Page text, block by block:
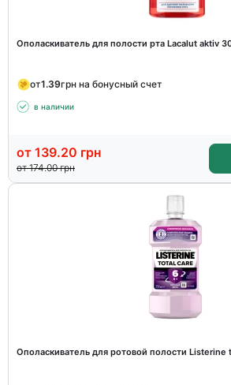
Ополаскиватель для полости рта Lacalut aktiv
от1.39грн на бонусный счет
в наличии
от 139.20 грн
от 174.00грн
Ополаскиватель для ротовой полости Listerine